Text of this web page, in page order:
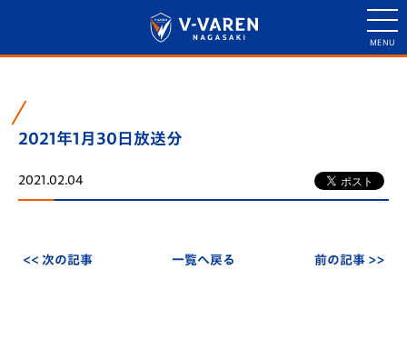
2021年1月30日放送分
2021.02.04
<< 次の記事 一覧へ戻る 前の記事 >>